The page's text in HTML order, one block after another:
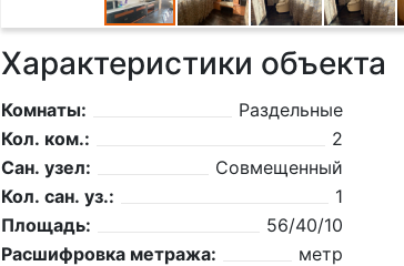
Характеристики объекта
Комнаты:
Раздельные
Кол. ком.:
2
Сан. узел:
Совмещенный
Кол. сан. уз.:
1
Площадь:
56/40/10
Расшифровка метража:
метр